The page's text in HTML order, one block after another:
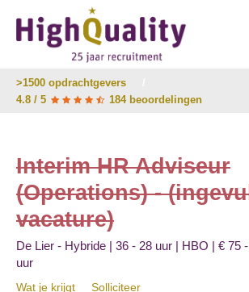
>1500 opdrachtgevers
4.8 / 5
184 beoordelingen
Interim HR Adviseur
(Operations) -
vacature)
De Lier - Hybride | 36 - 28 uur | HBO | € 75
uur
Wat je krijgt Solliciteer